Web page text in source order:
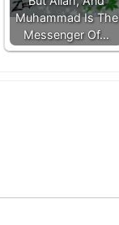
Muhammad Is The
Messenger Of…